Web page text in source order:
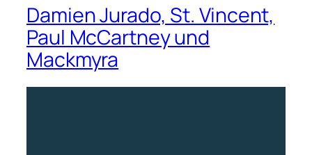
Damien Jurado, St. Vincent,
Paul McCartney und
Mackmyra